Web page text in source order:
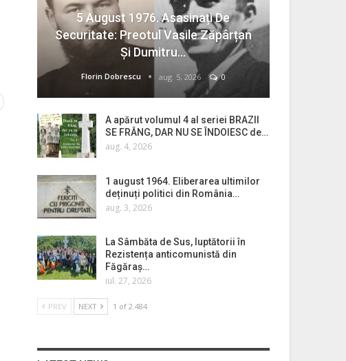
5 August 1976. Asasinați De
Securitate: Preotul Vasile Zăpârțan
Și Dumitru…
Florin Dobrescu aug. 5, 2026 0
A apărut volumul 4 al seriei BRAZII
SE FRÂNG, DAR NU SE ÎNDOIESC de…
aug. 4, 2026
1 august 1964. Eliberarea ultimilor
deținuți politici din România…
aug. 3, 2026
La Sâmbăta de Sus, luptătorii în
Rezistența anticomunistă din
Făgăraș…
iul. 27, 2026
PREV NEXT 1 of 2.484